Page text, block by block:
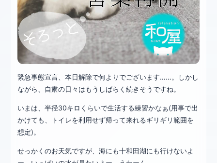
緊急事態宣言、本日解除で何よりでございます……。しかし
ながら、自粛の日々はもうしばらく続きそうですね。
いまは、半径30キロくらいで生活する練習かなぁ(用事で出
かけても、トイレを利用せず帰って来れるギリギリ範囲を
想定)。
せっかくのお天気ですが、海にも十和田湖にも行けないよ